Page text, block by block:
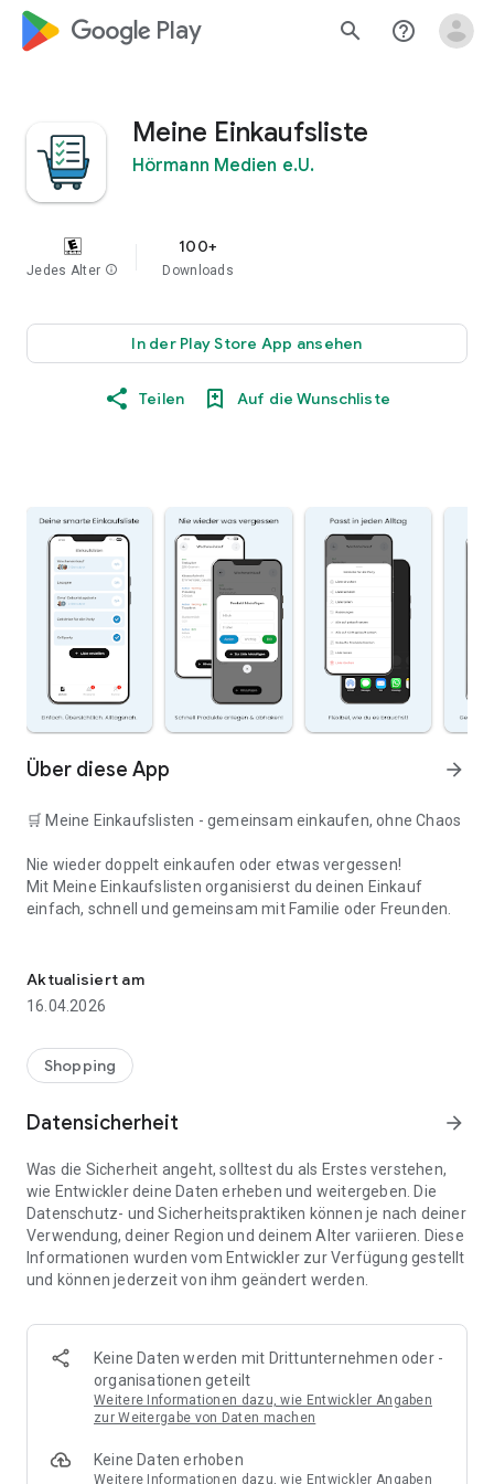
google_logo Play search help_outline
Meine Einkaufsliste
Hörmann Medien e.U.
Jedes Alter info
100+
Downloads
In der Play Store App ansehen
Teilen Auf die Wunschliste
Über diese App arrow_forward
🛒 Meine Einkaufslisten - gemeinsam einkaufen, ohne Chaos
Nie wieder doppelt einkaufen oder etwas vergessen!
Mit Meine Einkaufslisten organisierst du deinen Einkauf
einfach, schnell und gemeinsam mit Familie oder Freunden.
👨‍👩‍👧 Gemeinsame Einkaufslisten in Echtzeit: Alle sehen
⚡ Superschnell & einfach: Liste in Sekunden erstellen und
sofort loslegen.
📱 Immer dabei: Deine Einkaufsliste ist jederzeit auf deinem
🤝 Teilen leicht gemacht: Lade andere ein und erledigt den
Einkauf gemeinsam.
🍳 Zutaten direkt aus Rezepten übernehmen: Importiere
Zutaten von Rezept-Webseiten und verwandle sie
🚀 DEINE VORTEILE IM ALLTAG
* Nie wieder doppelte Einkäufe
* Kein Chaos mehr beim Einkaufen
* Bessere Abstimmung mit Familie & Freunden
* Perfekt für die Essensplanung
Aktualisiert am
16.04.2026
Shopping
Datensicherheit arrow_forward
Was die Sicherheit angeht, solltest du als Erstes verstehen,
wie Entwickler deine Daten erheben und weitergeben. Die
Datenschutz- und Sicherheitspraktiken können je nach deiner
Verwendung, deiner Region und deinem Alter variieren. Diese
Informationen wurden vom Entwickler zur Verfügung gestellt
und können jederzeit von ihm geändert werden.
Keine Daten werden mit Drittunternehmen oder -
organisationen geteilt
Weitere Informationen dazu, wie Entwickler Angaben
zur Weitergabe von Daten machen
Keine Daten erhoben
Weitere Informationen dazu, wie Entwickler Angaben